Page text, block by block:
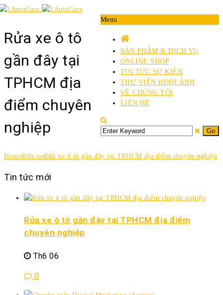
Menu
SẢN PHẨM & DỊCH VỤ
ONLINE SHOP
TIN TỨC SỰ KIỆN
THƯ VIỆN HÌNH ẢNH
VỀ CHÚNG TÔI
LIÊN HỆ
Rửa xe ô tô
gần đây tại
TPHCM địa
điểm chuyên
nghiệp
HomeRửa xeRửa xe ô tô gần đây tại TPHCM địa điểm chuyên nghiệp
Tin tức mới
Rửa xe ô tô gần đây tại TPHCM địa điểm
chuyên nghiệp
Th6 06
0